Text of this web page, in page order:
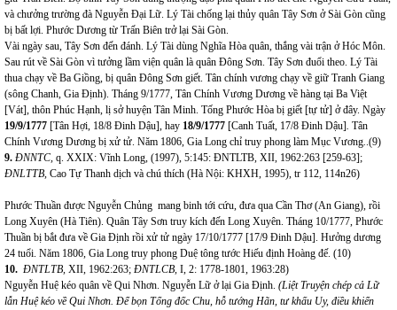
và chưởng trường đà Nguyễn Đại Lữ. Lý Tài chống lại thủy quân Tây Sơn ở Sài Gòn cũng
bị bất lợi. Phước Dương từ Trấn Biên trở lại Sài Gòn.
Vài ngày sau, Tây Sơn đến đánh. Lý Tài dùng Nghĩa Hòa quân, thắng vài trận ở Hóc Môn.
Sau rút về Sài Gòn vì tưởng lầm viện quân là quân Đông Sơn. Tây Sơn đuổi theo. Lý Tài
thua chạy về Ba Giồng, bị quân Đông Sơn giết. Tân chính vương chạy về giữ Tranh Giang
(sông Chanh, Gia Định). Tháng 9/1777, Tân Chính Vương Dương về hàng tại Ba Việt
[Vát], thôn Phúc Hạnh, lị sở huyện Tân Minh. Tống Phước Hòa bị giết [tự tử] ở đây. Ngày
19/9/1777 [Tân Hợi, 18/8 Đinh Dậu], hay 18/9/1777 [Canh Tuất, 17/8 Đinh Dậu]. Tân
Chính Vương Dương bị xử tử. Năm 1806, Gia Long chỉ truy phong làm Mục Vương..(9)
9. ĐNNTC, q. XXIX: Vĩnh Long, (1997), 5:145: ĐNTLTB, XII, 1962:263 [259-63];
ĐNLTTB, Cao Tự Thanh dịch và chú thích (Hà Nội: KHXH, 1995), tr 112, 114n26)
Phước Thuần được Nguyễn Chủng mang binh tới cứu, đưa qua Cần Thơ (An Giang), rồi
Long Xuyên (Hà Tiên). Quân Tây Sơn truy kích đến Long Xuyên. Tháng 10/1777, Phước
Thuần bị bắt đưa về Gia Định rồi xử tử ngày 17/10/1777 [17/9 Đinh Dậu]. Hưởng dương
24 tuổi. Năm 1806, Gia Long truy phong Duệ tông tước Hiếu định Hoàng đế. (10)
10. ĐNTLTB, XII, 1962:263; ĐNTLCB, I, 2: 1778-1801, 1963:28)
Nguyễn Huệ kéo quân về Qui Nhơn. Nguyễn Lữ ở lại Gia Định. (Liệt Truyện chép cả Lữ
lẫn Huệ kéo về Qui Nhơn. Để bọn Tổng đốc Chu, hỗ tướng Hãn, tư khấu Uy, điều khiển